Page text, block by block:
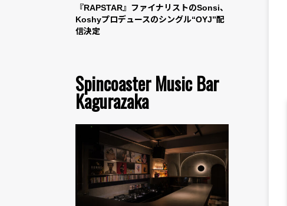
『RAPSTAR』ファイナリストのSonsi、
Koshyプロデュースのシングル“OYJ”配
信決定
Spincoaster Music Bar
Kagurazaka